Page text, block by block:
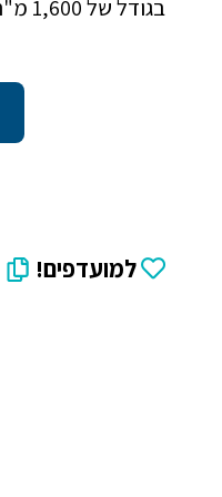
בגודל של 1,600 מ"ר בנוי.
למועדפים!